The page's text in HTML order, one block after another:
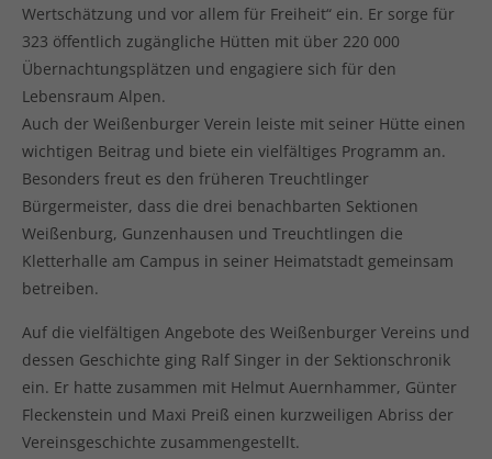
Wertschätzung und vor allem für Freiheit“ ein. Er sorge für
323 öffentlich zugängliche Hütten mit über 220 000
Übernachtungsplätzen und engagiere sich für den
Lebensraum Alpen.
Auch der Weißenburger Verein leiste mit seiner Hütte einen
wichtigen Beitrag und biete ein vielfältiges Programm an.
Besonders freut es den früheren Treuchtlinger
Bürgermeister, dass die drei benachbarten Sektionen
Weißenburg, Gunzenhausen und Treuchtlingen die
Kletterhalle am Campus in seiner Heimatstadt gemeinsam
betreiben.
Auf die vielfältigen Angebote des Weißenburger Vereins und
dessen Geschichte ging Ralf Singer in der Sektionschronik
ein. Er hatte zusammen mit Helmut Auernhammer, Günter
Fleckenstein und Maxi Preiß einen kurzweiligen Abriss der
Vereinsgeschichte zusammengestellt.